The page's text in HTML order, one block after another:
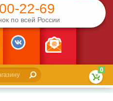
22-69
по всей России
0